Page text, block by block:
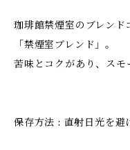
珈琲館禁煙室のブレンド
「禁煙室ブレンド」。
苦味とコクがあり、スモ
保存方法 : 直射日光を避